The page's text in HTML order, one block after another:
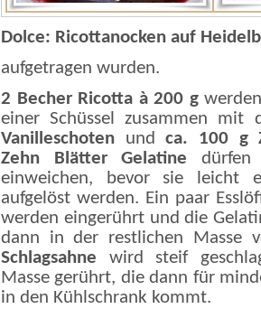
Dolce: Ricottanocken auf
aufgetragen wurden.
2 Becher Ricotta à 200 g
einer Schüssel zusammen mit
Vanilleschoten undca. 100 g
Zehn Blätter Gelatine dürfen
einweichen, bevor sie leicht
aufgelöst werden. Ein paar
werden eingerührt und die
dann in der restlichen Masse
Schlagsahne wird steif
Masse gerührt, die dann für
in den Kühlschrank kommt.